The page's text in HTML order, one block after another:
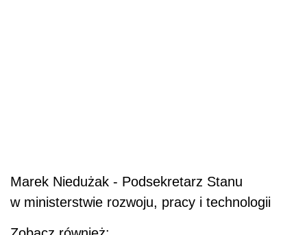
Marek Niedużak - Podsekretarz Stanu
w ministerstwie rozwoju, pracy i technologii